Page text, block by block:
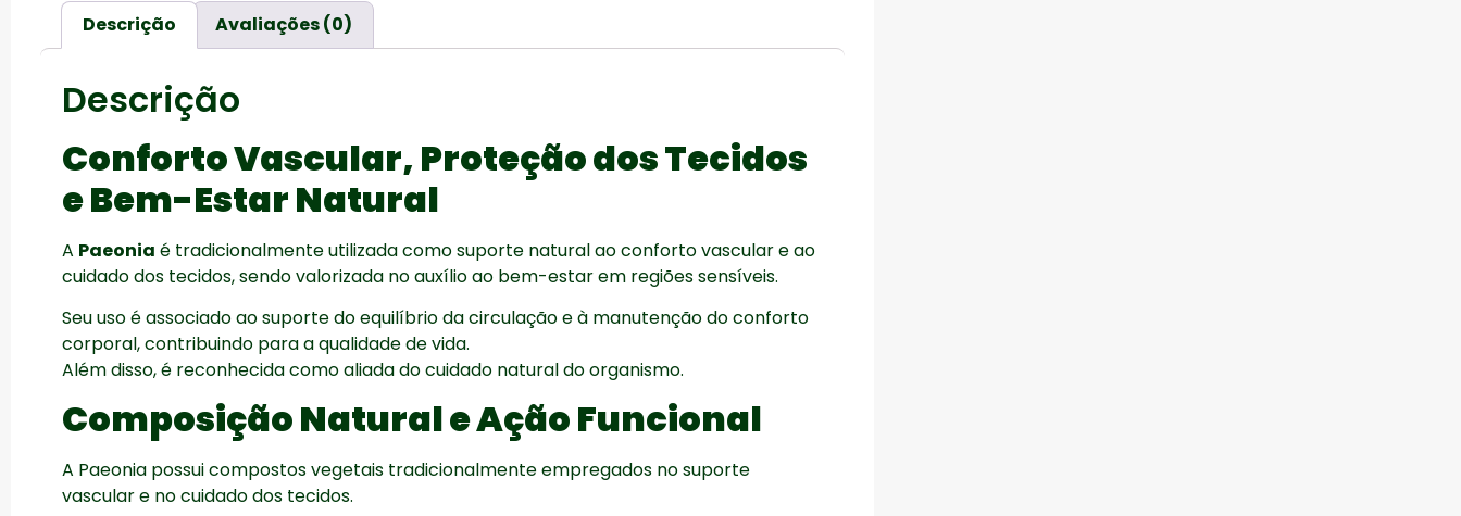
Descrição Avaliações (0)
Descrição
Conforto Vascular, Proteção dos Tecidos
e Bem-Estar Natural
A Paeonia é tradicionalmente utilizada como suporte natural ao conforto vascular e ao
cuidado dos tecidos, sendo valorizada no auxílio ao bem-estar em regiões sensíveis.
Seu uso é associado ao suporte do equilíbrio da circulação e à manutenção do conforto
corporal, contribuindo para a qualidade de vida.
Além disso, é reconhecida como aliada do cuidado natural do organismo.
Composição Natural e Ação Funcional
A Paeonia possui compostos vegetais tradicionalmente empregados no suporte
vascular e no cuidado dos tecidos.